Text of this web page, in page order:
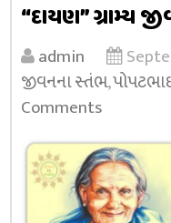
“દાયણ” ગ્રામ્ય
admin
જીવનના સ્તંભ,
Comments